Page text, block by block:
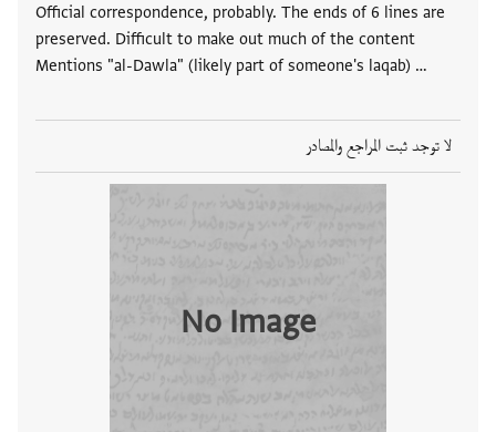
Official correspondence, probably. The ends of 6 lines are
preserved. Difficult to make out much of the content
Mentions "al-Dawla" (likely part of someone's laqab) …
لا توجد ثبت المراجع والمصادر
No Image